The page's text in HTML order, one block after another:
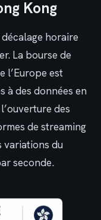
Kong
horaire
La bourse de
l’Europe est
à des données en
des
de streaming
variations du
seconde.